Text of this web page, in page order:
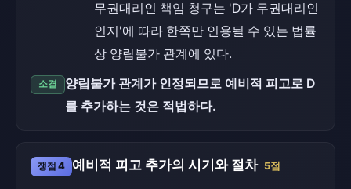
무권대리인 책임 청구는 'D가 무권대리인
인지'에 따라 한쪽만 인용될 수 있는 법률
상 양립불가 관계에 있다.
소결
양립불가 관계가 인정되므로 예비적 피고로 D
를 추가하는 것은 적법하다.
쟁점 4 예비적 피고 추가의 시기와 절차 5점